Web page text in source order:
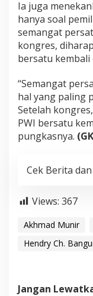
Ia juga
hanya soal
semangat
kongres,
bersatu kembali
“Semangat
hal yang paling
Setelah
PWI bersatu
pungkasnya.
Cek Berita
Views: 367
Akhmad Munir
Hendry Ch.
Jangan